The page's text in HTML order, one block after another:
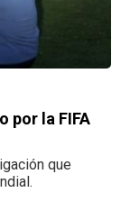
por la FIFA
que